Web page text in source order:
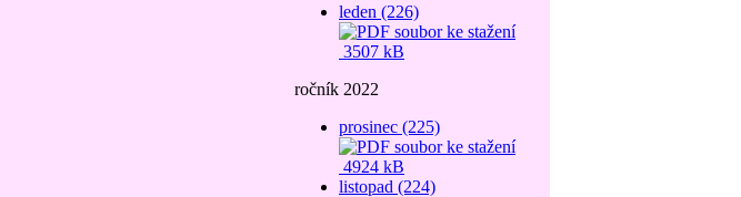
leden (226)
3507 kB
ročník 2022
prosinec (225)
4924 kB
listopad (224)